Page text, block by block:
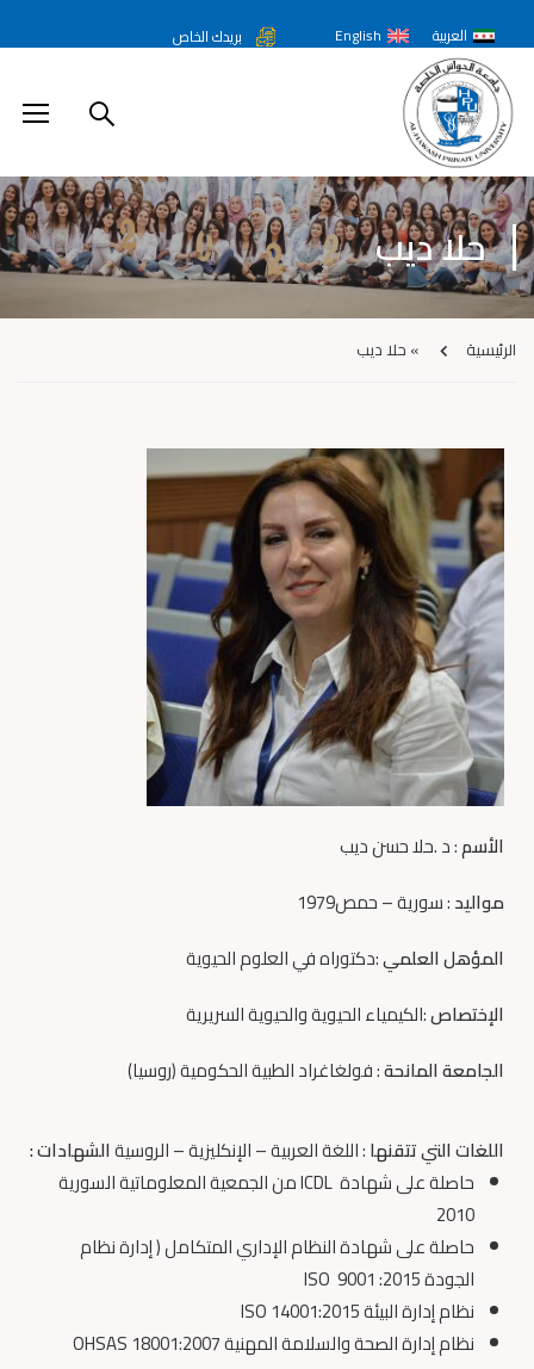
العربية English بريدك الخاص
حلا ديب
الرئيسية » حلا ديب
الأسم: د .حلا حسن ديب
مواليد: سورية – حمص1979
المؤهل العلمي:دكتوراه في العلوم الحيوية
الإختصاص:الكيمياء الحيوية والحيوية السريرية
الجامعة المانحة: فولغاغراد الطبية الحكومية (روسيا)
اللغات التي تتقنها: اللغة العربية – الإنكليزية – الروسيةالشهادات :
حاصلة على شهادة ICDL من الجمعية المعلوماتية السورية
2010
حاصلة على شهادة النظام الإداري المتكامل ( إدارة نظام
الجودة 2015: 9001 ISO
نظام إدارة البيئة ISO 14001:2015
نظام إدارة الصحة والسلامة المهنية OHSAS 18001:2007